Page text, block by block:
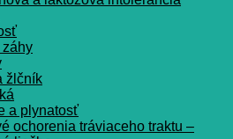
záhy
žlčník
a plynatosť
ochorenia tráviaceho traktu –